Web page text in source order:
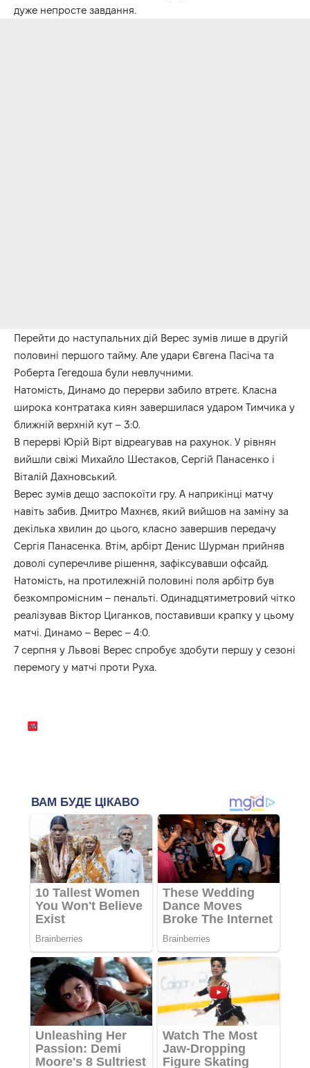
дуже непросте завдання.
Перейти до наступальних дій Верес зумів лише в другій
половині першого тайму. Але удари Євгена Пасіча та
Роберта Гегедоша були невлучними.
Натомість, Динамо до перерви забило втретє. Класна
широка контратака киян завершилася ударом Тимчика у
ближній верхній кут – 3:0.
В перерві Юрій Вірт відреагував на рахунок. У рівнян
вийшли свіжі Михайло Шестаков, Сергій Панасенко і
Віталій Дахновський.
Верес зумів дещо заспокоїти гру. А наприкінці матчу
навіть забив. Дмитро Махнєв, який вийшов на заміну за
декілька хвилин до цього, класно завершив передачу
Сергія Панасенка. Втім, арбірт Денис Шурман прийняв
доволі суперечливе рішення, зафіксувавши офсайд.
Натомість, на протилежній половині поля арбітр був
безкомпромісним – пенальті. Одинадцятиметровий чітко
реалізував Віктор Циганков, поставивши крапку у цьому
матчі. Динамо – Верес – 4:0.
7 серпня у Львові Верес спробує здобути першу у сезоні
перемогу у матчі проти Руха.